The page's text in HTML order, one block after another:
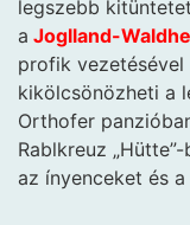
legszebb
a Joglland-
profik
kikölcsönözheti a
Orthofer
Rablkreuz
az ínyenceket és